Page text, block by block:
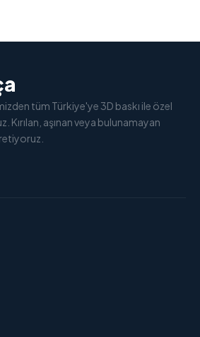
tüm Türkiye'ye 3D baskı ile özel
aşınan veya bulunamayan